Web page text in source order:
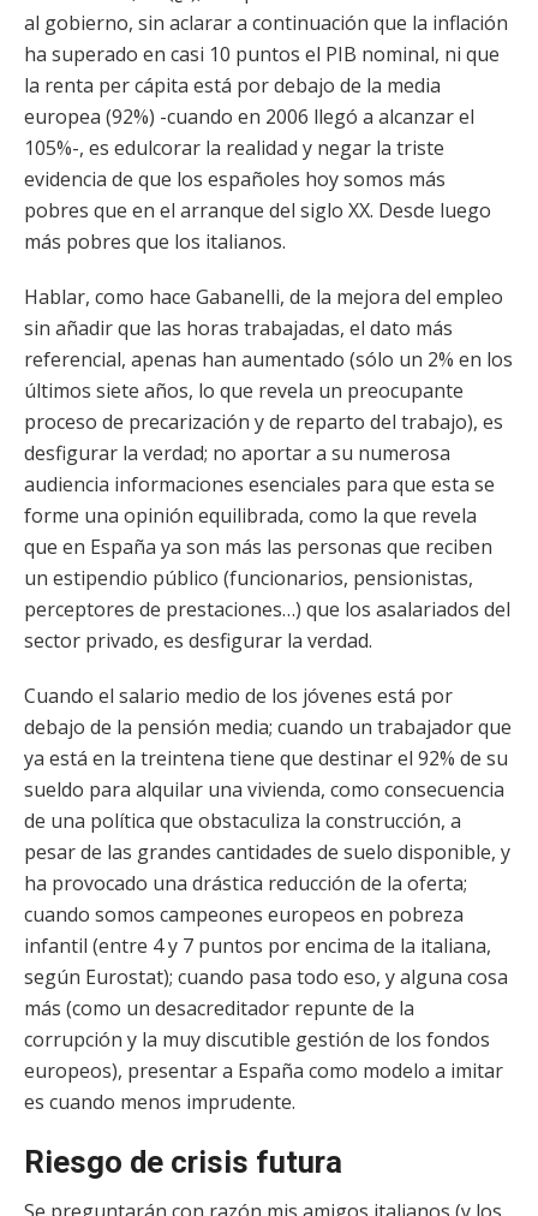
al gobierno, sin aclarar a continuación que la inflación
ha superado en casi 10 puntos el PIB nominal, ni que
la renta per cápita está por debajo de la media
europea (92%) -cuando en 2006 llegó a alcanzar el
105%-, es edulcorar la realidad y negar la triste
evidencia de que los españoles hoy somos más
pobres que en el arranque del siglo XX. Desde luego
más pobres que los italianos.
Hablar, como hace Gabanelli, de la mejora del empleo
sin añadir que las horas trabajadas, el dato más
referencial, apenas han aumentado (sólo un 2% en los
últimos siete años, lo que revela un preocupante
proceso de precarización y de reparto del trabajo), es
desfigurar la verdad; no aportar a su numerosa
audiencia informaciones esenciales para que esta se
forme una opinión equilibrada, como la que revela
que en España ya son más las personas que reciben
un estipendio público (funcionarios, pensionistas,
perceptores de prestaciones…) que los asalariados del
sector privado, es desfigurar la verdad.
Cuando el salario medio de los jóvenes está por
debajo de la pensión media; cuando un trabajador que
ya está en la treintena tiene que destinar el 92% de su
sueldo para alquilar una vivienda, como consecuencia
de una política que obstaculiza la construcción, a
pesar de las grandes cantidades de suelo disponible, y
ha provocado una drástica reducción de la oferta;
cuando somos campeones europeos en pobreza
infantil (entre 4 y 7 puntos por encima de la italiana,
según Eurostat); cuando pasa todo eso, y alguna cosa
más (como un desacreditador repunte de la
corrupción y la muy discutible gestión de los fondos
europeos), presentar a España como modelo a imitar
es cuando menos imprudente.
Riesgo de crisis futura